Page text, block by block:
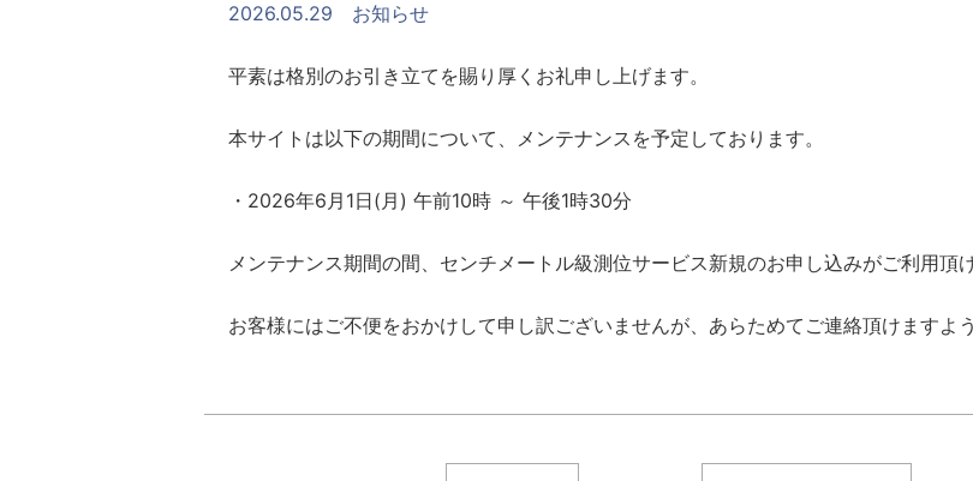
2026.05.29 お知らせ
平素は格別のお引き立てを賜り厚くお礼申し上げます。
本サイトは以下の期間について、メンテナンスを予定しております。
・2026年6月1日(月) 午前10時 ～ 午後1時30分
メンテナンス期間の間、センチメートル級測位サービス新規のお申し込みがご利用頂
お客様にはご不便をおかけして申し訳ございませんが、あらためてご連絡頂けますよ